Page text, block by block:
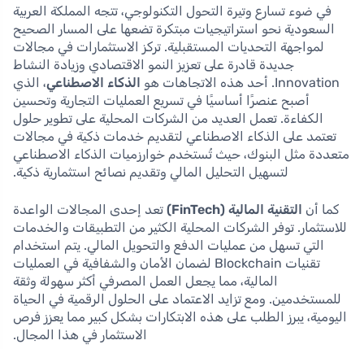
في ضوء تسارع وتيرة التحول التكنولوجي، تتجه المملكة العربية
السعودية نحو استراتيجيات مبتكرة تضعها على المسار الصحيح
لمواجهة التحديات المستقبلية. تركز الاستثمارات في مجالات
جديدة قادرة على تعزيز النمو الاقتصادي وزيادة النشاط
Innovation. أحد هذه الاتجاهات هو
الذكاء الاصطناعي، الذي
أصبح عنصرًا أساسيًا في تسريع العمليات التجارية وتحسين
الكفاءة. تعمل العديد من الشركات المحلية على تطوير حلول
تعتمد على الذكاء الاصطناعي لتقديم خدمات ذكية في مجالات
متعددة مثل البنوك، حيث تُستخدم خوارزميات الذكاء الاصطناعي
لتسهيل التحليل المالي وتقديم نصائح استثمارية ذكية.
كما أن التقنية المالية (FinTech)
تعد إحدى المجالات الواعدة
للاستثمار. توفر الشركات المحلية الكثير من التطبيقات والخدمات
التي تسهل من عمليات الدفع والتحويل المالي. يتم استخدام
تقنيات Blockchain لضمان الأمان والشفافية في العمليات
المالية، مما يجعل العمل المصرفي أكثر سهولة وثقة
للمستخدمين. ومع تزايد الاعتماد على الحلول الرقمية في الحياة
اليومية، يبرز الطلب على هذه الابتكارات بشكل كبير مما يعزز فرص
الاستثمار في هذا المجال.